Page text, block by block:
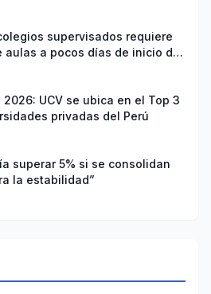
supervisados requiere
aulas a pocos días de inicio del
2026: UCV se ubica en el Top 3
privadas del Perú
superar 5% si se consolidan
la estabilidad”